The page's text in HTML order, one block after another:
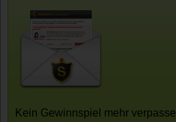
Kein Gewinnspiel mehr